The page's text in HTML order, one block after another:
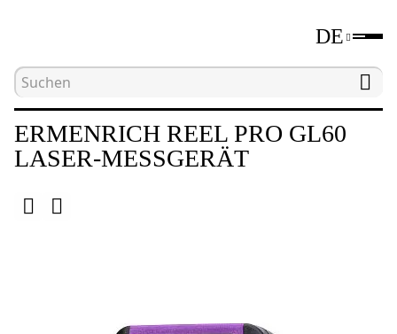
DE
Hauptseite
ERMENRICH REEL PRO GL60
LASER-MESSGERÄT